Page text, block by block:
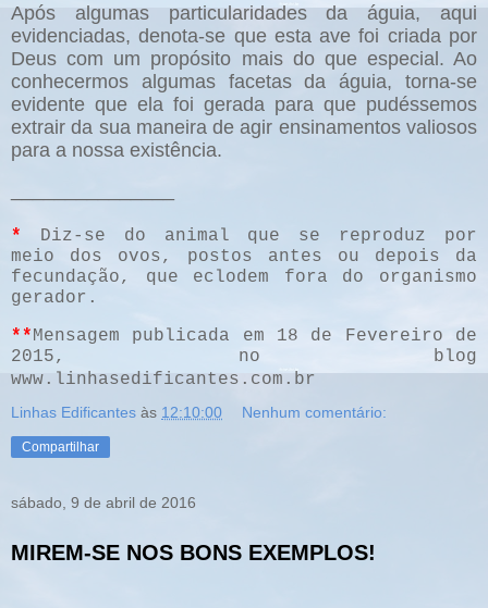
Após algumas particularidades da águia, aqui
evidenciadas, denota-se que esta ave foi criada por
Deus com um propósito mais do que especial. Ao
conhecermos algumas facetas da águia, torna-se
evidente que ela foi gerada para que pudéssemos
extrair da sua maneira de agir ensinamentos valiosos
para a nossa existência.
*
Diz-se do animal que se reproduz por
meio dos ovos, postos antes ou depois da
fecundação, que eclodem fora do organismo
gerador.
**Mensagem publicada em 18 de Fevereiro de
2015, no blog
www.linhasedificantes.com.br
Linhas Edificantes às 12:10:00 Nenhum comentário:
Compartilhar
sábado, 9 de abril de 2016
MIREM-SE NOS BONS EXEMPLOS!